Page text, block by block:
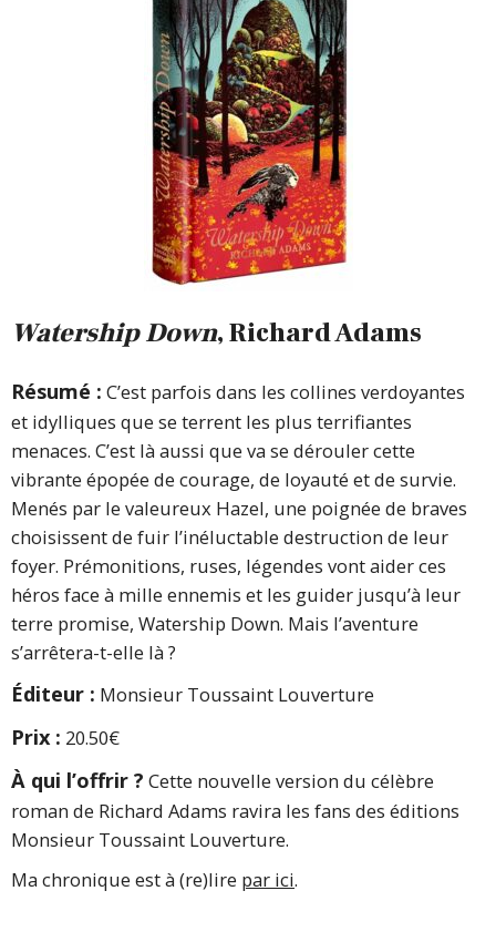
Watership Down, Richard Adams
Résumé : C’est parfois dans les collines verdoyantes
et idylliques que se terrent les plus terrifiantes
menaces. C’est là aussi que va se dérouler cette
vibrante épopée de courage, de loyauté et de survie.
Menés par le valeureux Hazel, une poignée de braves
choisissent de fuir l’inéluctable destruction de leur
foyer. Prémonitions, ruses, légendes vont aider ces
héros face à mille ennemis et les guider jusqu’à leur
terre promise, Watership Down. Mais l’aventure
s’arrêtera-t-elle là ?
Éditeur : Monsieur Toussaint Louverture
Prix : 20.50€
À qui l’offrir ? Cette nouvelle version du célèbre
roman de Richard Adams ravira les fans des éditions
Monsieur Toussaint Louverture.
Ma chronique est à (re)lire par ici.